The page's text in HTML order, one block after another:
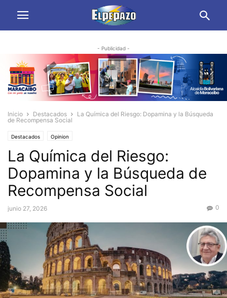
- Publicidad -
Inicio Destacados
La Química del Riesgo: Dopamina y la Búsqueda
de Recompensa Social
Destacados Opinion
La Química del Riesgo:
Dopamina y la Búsqueda de
Recompensa Social
junio 27, 2026 0